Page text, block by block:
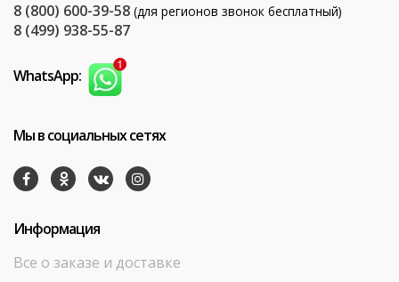
8 (800) 600-39-58 (для регионов звонок бесплатный)
8 (499) 938-55-87
WhatsApp:
Мы в социальных сетях
Информация
Все о заказе и доставке